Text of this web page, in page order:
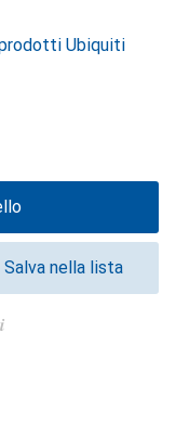
Ubiquiti
Salva nella lista
i